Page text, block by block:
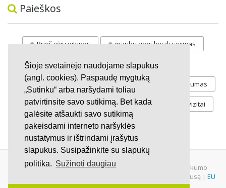
Šioje svetainėje naudojame slapukus
(angl. cookies). Paspaudę mygtuką
„Sutinku“ arba naršydami toliau
patvirtinsite savo sutikimą. Bet kada
galėsite atšaukti savo sutikimą
pakeisdami interneto naršyklės
nustatymus ir ištrindami įrašytus
slapukus. Susipažinkite su slapukų
politika. Sužinoti daugiau
Paieškos
Prieš gėju eitynes marihuanos legalizavimas
STOP vaiku atemimas
Pilnos moksleivių vasaros atostogos referendumas
Keliu jaunystės Valandos Rekvizitai
Investicijos
© 2007 - 2026 Ne pelno siekianti organizacija VŠĮ "Pilietiškumo
platformos" į.k. 305719586. Įstaiga turi paramos gavėjo statusą | EU
Petitions|U.S. Petitions